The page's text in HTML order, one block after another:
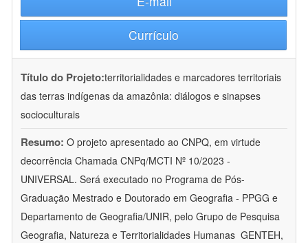
Currículo
Título do Projeto:territorialidades e marcadores territoriais
das terras indígenas da amazônia: diálogos e sinapses
socioculturais
Resumo: O projeto apresentado ao CNPQ, em virtude
decorrência Chamada CNPq/MCTI Nº 10/2023 -
UNIVERSAL. Será executado no Programa de Pós-
Graduação Mestrado e Doutorado em Geografia - PPGG e
Departamento de Geografia/UNIR, pelo Grupo de Pesquisa
Geografia, Natureza e Territorialidades Humanas  GENTEH,